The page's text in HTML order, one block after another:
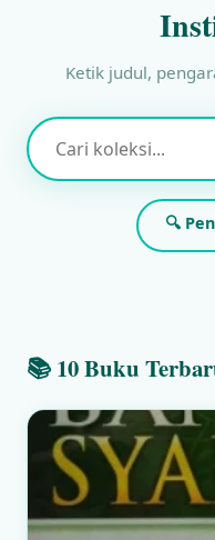
Ketik judul,
🔍
📚 10 Buku